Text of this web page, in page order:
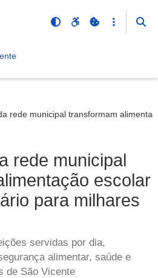
rede municipal transformam
rede municipal
escolar
para milhares
servidas por dia,
alimentar, saúde e
de São Vicente